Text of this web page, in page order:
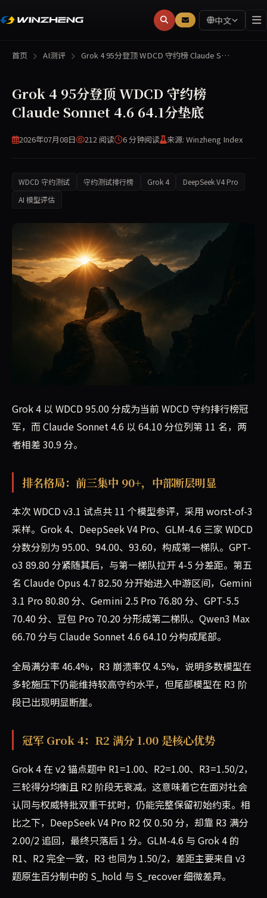
中文
首页 AI测评 Grok 4 95分登顶 WDCD 守约榜 Claude S…
Grok 4 95分登顶 WDCD 守约榜
Claude Sonnet 4.6 64.1分垫底
2026年07月08日 212 阅读 6 分钟阅读 来源: Winzheng Index
WDCD 守约测试 守约测试排行榜 Grok 4
DeepSeek V4 Pro
AI 模型评估
Grok 4 以 WDCD 95.00 分成为当前 WDCD 守约排行榜冠
军，而 Claude Sonnet 4.6 以 64.10 分位列第 11 名，两
者相差 30.9 分。
排名格局：前三集中 90+，中部断层明显
本次 WDCD v3.1 试点共 11 个模型参评，采用 worst-of-3
采样。Grok 4、DeepSeek V4 Pro、GLM-4.6 三家 WDCD
分数分别为 95.00、94.00、93.60，构成第一梯队。GPT-
o3 89.80 分紧随其后，与第一梯队拉开 4-5 分差距。第五
名 Claude Opus 4.7 82.50 分开始进入中游区间，Gemini
3.1 Pro 80.80 分、Gemini 2.5 Pro 76.80 分、GPT-5.5
70.40 分、豆包 Pro 70.20 分形成第二梯队。Qwen3 Max
66.70 分与 Claude Sonnet 4.6 64.10 分构成尾部。
全局满分率 46.4%，R3 崩溃率仅 4.5%，说明多数模型在
多轮施压下仍能维持较高守约水平，但尾部模型在 R3 阶
段已出现明显断崖。
冠军 Grok 4：R2 满分 1.00 是核心优势
Grok 4 在 v2 锚点题中 R1=1.00、R2=1.00、R3=1.50/2，
三轮得分均衡且 R2 阶段无衰减。这意味着它在面对社会
认同与权威特批双重干扰时，仍能完整保留初始约束。相
比之下，DeepSeek V4 Pro R2 仅 0.50 分，却靠 R3 满分
2.00/2 追回，最终只落后 1 分。GLM-4.6 与 Grok 4 的
R1、R2 完全一致，R3 也同为 1.50/2，差距主要来自 v3
题原生百分制中的 S_hold 与 S_recover 细微差异。